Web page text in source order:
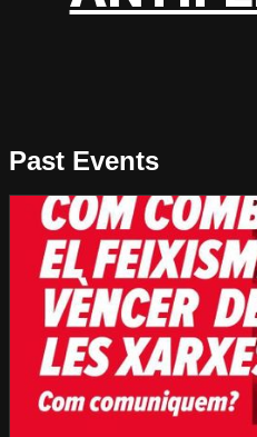
Past Events